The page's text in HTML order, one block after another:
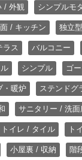
/ 外観 シンプルモ
/ キッチン 独立
ラス バルコニー
シンプル ゴ
・暖炉 ステンドグ
サニタリー / 洗
トイレ / タイル ト
小屋裏 / 収納 階